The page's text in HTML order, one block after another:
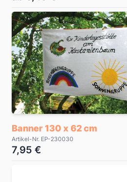
Banner 130 x 62 cm
Artikel-Nr. EP-230030
7,95 €